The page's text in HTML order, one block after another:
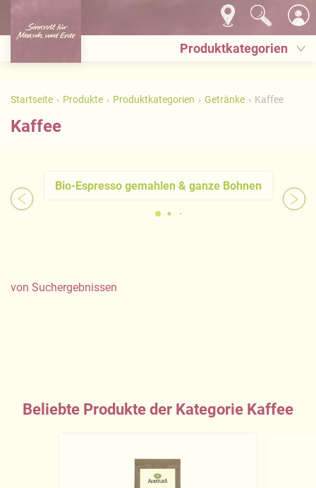
Produktkategorien
Startseite Produkte Produktkategorien Getränke Kaffee
Kaffee
Bio-Espresso gemahlen & ganze Bohnen
von Suchergebnissen
Beliebte Produkte der Kategorie Kaffee